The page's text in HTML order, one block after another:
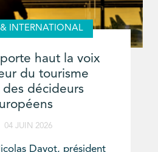
& INTERNATIONAL
porte haut la voix
du tourisme
des décideurs
04 JUIN 2026
Dayot, président